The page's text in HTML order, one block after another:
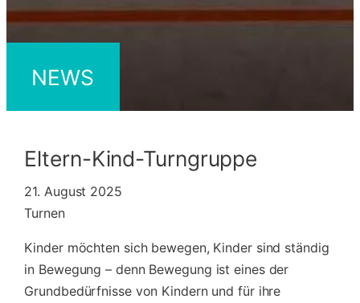
NEWS
Eltern-Kind-Turngruppe
21. August 2025
Turnen
Kinder möchten sich bewegen, Kinder sind ständig
in Bewegung – denn Bewegung ist eines der
Grundbedürfnisse von Kindern und für ihre